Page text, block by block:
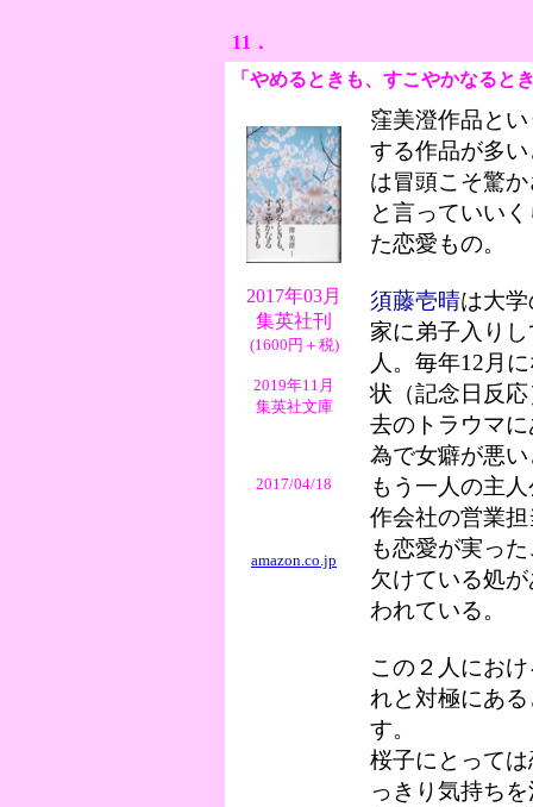
11．
「やめるときも、すこやかなると
2017年03月
集英社刊
(1600円＋税)
2019年11月
集英社文庫
2017/04/18
amazon.co.jp
窪美澄作品と
する作品が多
は冒頭こそ驚
と言っていい
た恋愛もの。
須藤壱晴は大
家に弟子入り
人。毎年12月
状（記念日反
去のトラウマ
為で女癖が悪
もう一人の主
作会社の営業
も恋愛が実っ
欠けている処
われている。
この２人にお
れと対極にあ
す。
桜子にとって
っきり気持ち